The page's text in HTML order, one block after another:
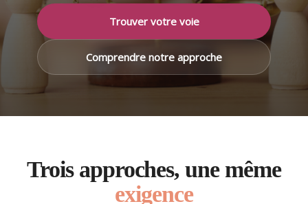
Trouver votre voie
Comprendre notre approche
Trois approches, une même
exigence